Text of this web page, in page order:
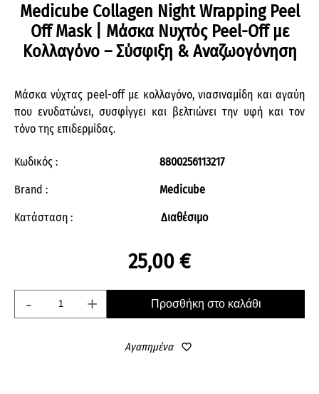
Medicube Collagen Night Wrapping Peel
Off Mask | Μάσκα Νυχτός Peel-Off με
Κολλαγόνο – Σύσφιξη & Αναζωογόνηση
Μάσκα νύχτας peel-off με κολλαγόνο, νιασιναμίδη και αγαύη
που ενυδατώνει, συσφίγγει και βελτιώνει την υφή και τον
τόνο της επιδερμίδας.
Κωδικός : 8800256113217
Brand : Medicube
Κατάσταση : Διαθέσιμο
25,00 €
- + Προσθήκη στο καλάθι
Αγαπημένα favorite_border